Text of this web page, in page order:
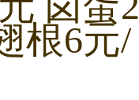
根6元/